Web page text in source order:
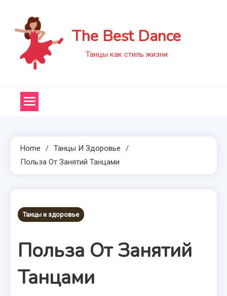
content
The Best Dance
Танцы как стиль жизни
Home
Танцы И Здоровье
Польза От Занятий Танцами
Танцы и здоровье
Польза От Занятий
Танцами